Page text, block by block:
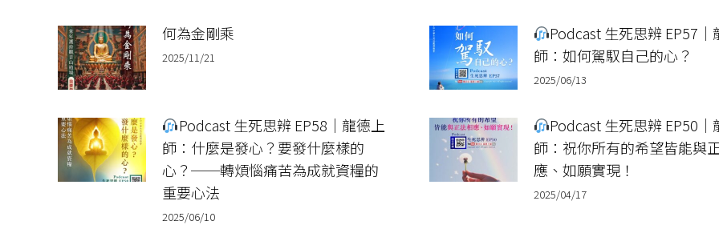
何為金剛乘
2025/11/21
Podcast 生死思辨 EP57｜
師：如何駕馭自己的心？
2025/06/13
Podcast 生死思辨 EP58｜龍德上
師：什麼是發心？要發什麼樣的
心？──轉煩惱痛苦為成就資糧的
重要心法
2025/06/10
Podcast 生死思辨 EP50｜
師：祝你所有的希望皆能與
應、如願實現！
2025/04/17